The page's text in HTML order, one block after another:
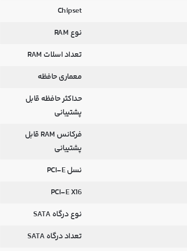
Chipset
نوع RAM
تعداد اسلات RAM
معماری حافظه
حداکثر حافظه قابل
پشتیبانی
فرکانس RAM قابل
پشتیبانی
نسل PCI-E
PCI-E X16
نوع درگاه SATA
تعداد درگاه SATA